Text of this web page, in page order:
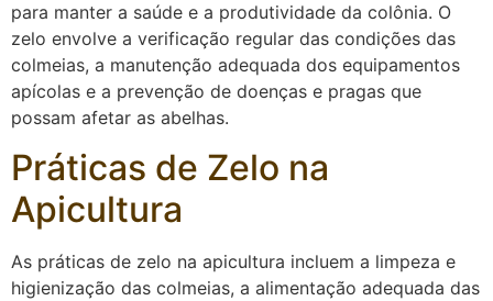
para manter a saúde e a produtividade da colônia. O
zelo envolve a verificação regular das condições das
colmeias, a manutenção adequada dos equipamentos
apícolas e a prevenção de doenças e pragas que
possam afetar as abelhas.
Práticas de Zelo na
Apicultura
As práticas de zelo na apicultura incluem a limpeza e
higienização das colmeias, a alimentação adequada das